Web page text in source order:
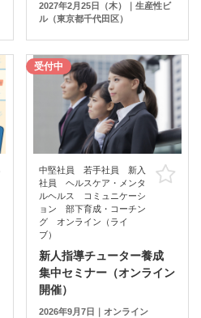
2027年2月25日（木）｜生産性ビ
ル（東京都千代田区）
お気に入り
受付中
中堅社員 若手社員 新入
社員 ヘルスケア・メンタ
ルヘルス コミュニケーシ
ョン 部下育成・コーチン
グ オンライン（ライ
ブ）
新人指導チューター養成
集中セミナー（オンライン
開催）
2026年9月7日｜オンライン